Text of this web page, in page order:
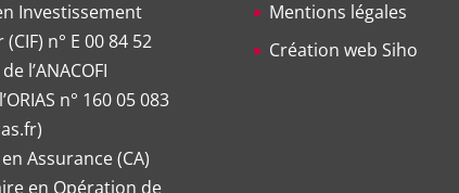
Investissement
n° E 00 84 52
l’ANACOFI
n° 160 05 083
)
Assurance (CA)
en Opération de
Mentions légales
Création web Siho